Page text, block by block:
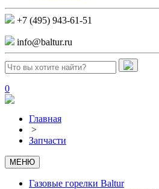
+7 (495) 943-61-51
info@baltur.ru
0
Главная
>
Запчасти
МЕНЮ
Газовые горелки Baltur